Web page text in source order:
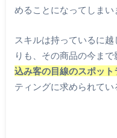
めることになってしまい
スキルは持っているに
りも、その商品の今ま
込み客の目線のスポット
ティングに求められてい